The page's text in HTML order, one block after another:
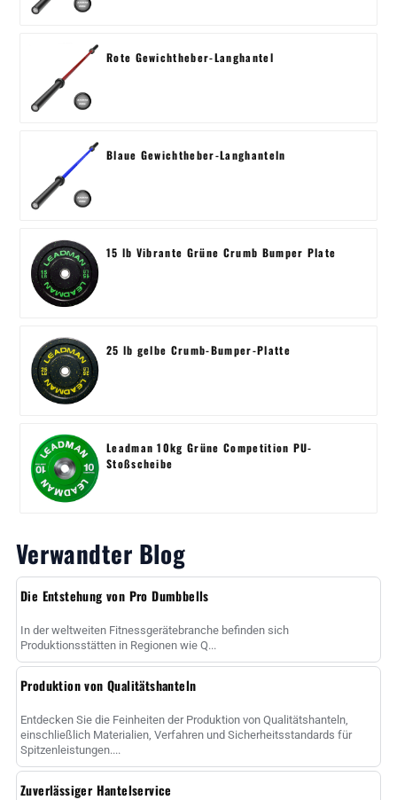
Rote Gewichtheber-Langhantel
Blaue Gewichtheber-Langhanteln
15 lb Vibrante Grüne Crumb Bumper Plate
25 lb gelbe Crumb-Bumper-Platte
Leadman 10kg Grüne Competition PU-
Stoßscheibe
Verwandter Blog
Die Entstehung von Pro Dumbbells
In der weltweiten Fitnessgerätebranche befinden sich
Produktionsstätten in Regionen wie Q...
Produktion von Qualitätshanteln
Entdecken Sie die Feinheiten der Produktion von Qualitätshanteln,
einschließlich Materialien, Verfahren und Sicherheitsstandards für
Spitzenleistungen....
Zuverlässiger Hantelservice